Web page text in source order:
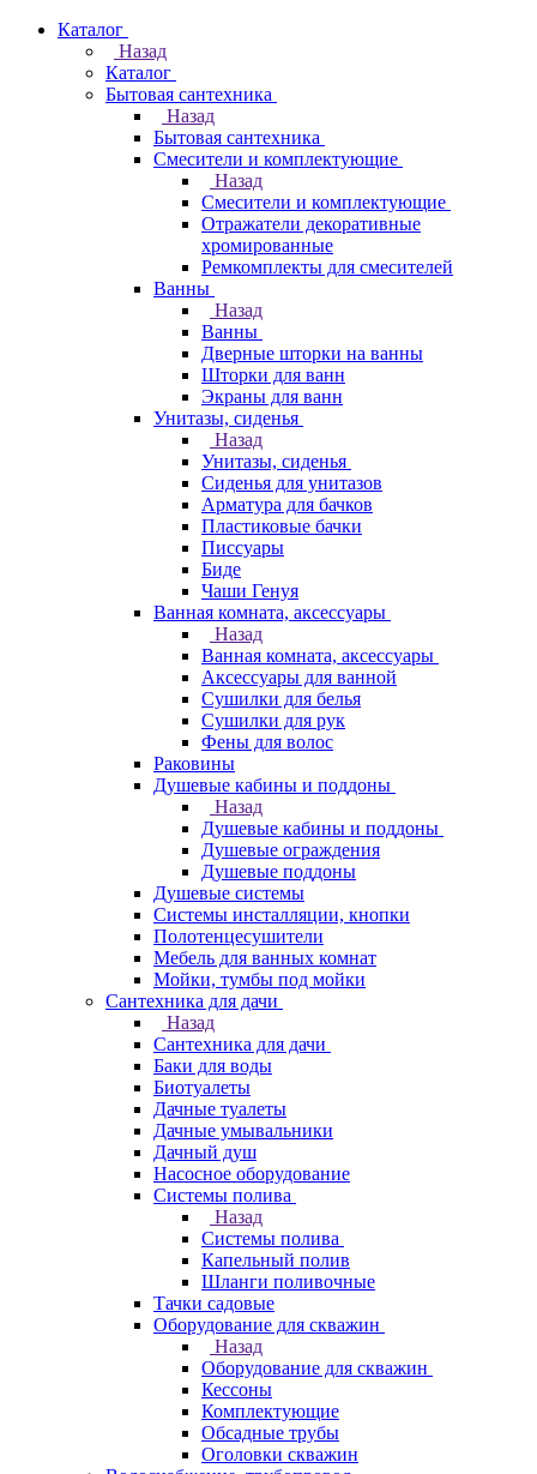
Каталог
Назад
Каталог
Бытовая сантехника
Назад
Бытовая сантехника
Смесители и комплектующие
Назад
Смесители и комплектующие
Отражатели декоративные
хромированные
Ремкомплекты для смесителей
Ванны
Назад
Ванны
Дверные шторки на ванны
Шторки для ванн
Экраны для ванн
Унитазы, сиденья
Назад
Унитазы, сиденья
Сиденья для унитазов
Арматура для бачков
Пластиковые бачки
Писсуары
Биде
Чаши Генуя
Ванная комната, аксессуары
Назад
Ванная комната, аксессуары
Аксессуары для ванной
Сушилки для белья
Сушилки для рук
Фены для волос
Раковины
Душевые кабины и поддоны
Назад
Душевые кабины и поддоны
Душевые ограждения
Душевые поддоны
Душевые системы
Системы инсталляции, кнопки
Полотенцесушители
Мебель для ванных комнат
Мойки, тумбы под мойки
Сантехника для дачи
Назад
Сантехника для дачи
Баки для воды
Биотуалеты
Дачные туалеты
Дачные умывальники
Дачный душ
Насосное оборудование
Системы полива
Назад
Системы полива
Капельный полив
Шланги поливочные
Тачки садовые
Оборудование для скважин
Назад
Оборудование для скважин
Кессоны
Комплектующие
Обсадные трубы
Оголовки скважин